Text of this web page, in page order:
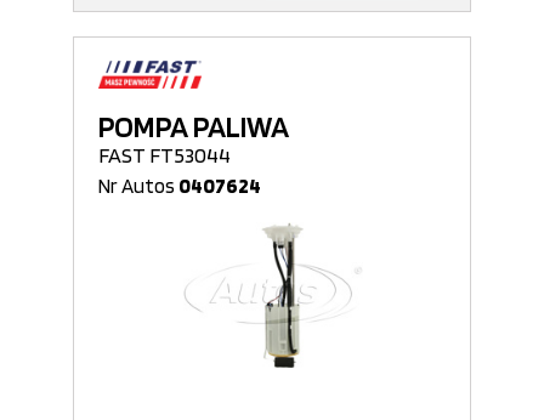
POMPA PALIWA
FAST FT53044
Nr Autos 0407624